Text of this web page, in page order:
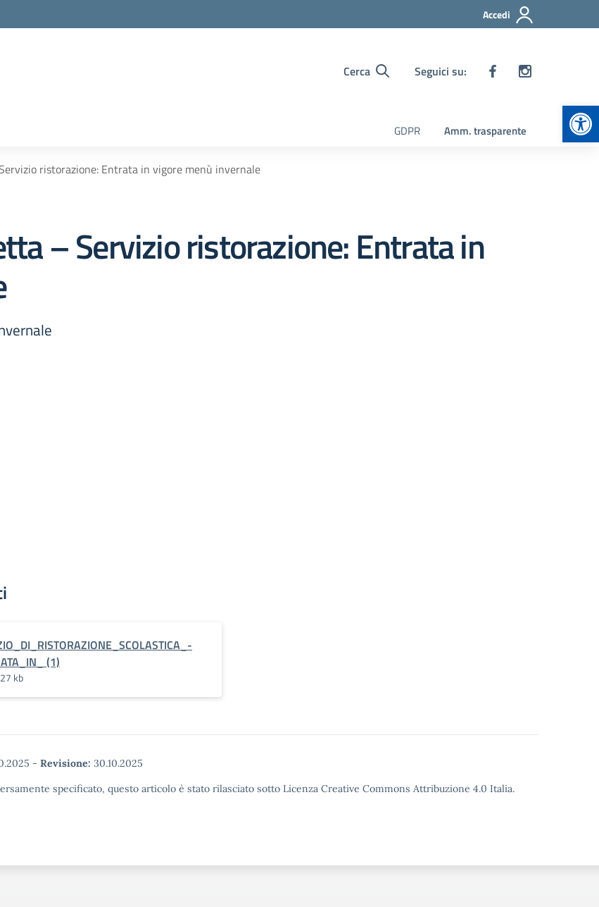
Accedi
Cerca Seguici su:
GDPR Amm. trasparente
ristorazione: Entrata in vigore menù invernale
– Servizio ristorazione: Entrata in
(1)
kb
- Revisione: 30.10.2025
specificato, questo articolo è stato rilasciato sotto Licenza Creative Commons Attribuzione 4.0 Italia.